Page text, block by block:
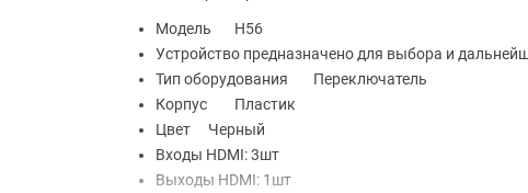
Модель
H56
Устройство предназначено для выбора и
Тип оборудования
Переключатель
Корпус
Пластик
Цвет
Черный
Входы HDMI: 3шт
Выходы HDMI: 1шт